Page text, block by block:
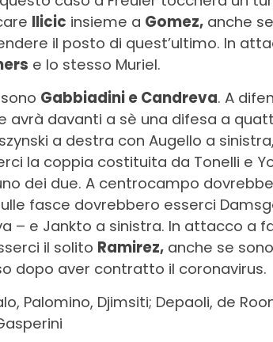
Ilicic insieme a Gomez, anche
il posto di quest’ultimo. In
e lo stesso Muriel.
Gabbiadini e Candreva. A
avrà davanti a sè una difesa a
a destra con Augello a sinistra,
la coppia costituita da Tonelli e
dei due. A centrocampo
fasce dovrebbero esserci
– e Jankto a sinistra. In attacco a
il solito Ramirez, anche se
dopo aver contratto il coronavirus.
Palomino, Djimsiti; Depaoli, de